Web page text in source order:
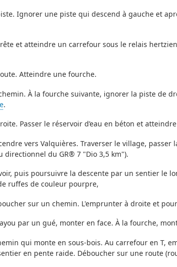
Ignorer une piste qui descend à gauche et
et atteindre un carrefour sous le relais
Atteindre une fourche.
À la fourche suivante, ignorer la piste de
.
Passer le réservoir d’eau en béton et
vers Valquières. Traverser le village,
directionnel du GR® 7 "Dio 3,5 km").
puis poursuivre la descente par un sentier le
ruffes de couleur pourpre,
sur un chemin. L'emprunter à droite et
par un gué, monter en face. À la fourche,
qui monte en sous-bois. Au carrefour en T,
en pente raide. Déboucher sur une route